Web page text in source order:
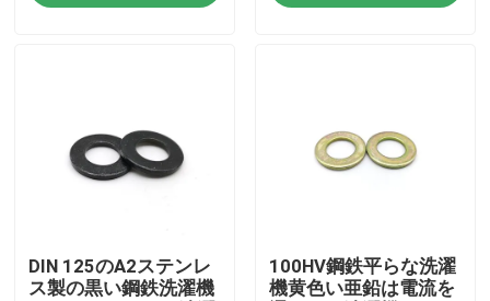
品質管理
引用を要求しなさい
高力ボルト
DIN 125のA2ステンレ
ス製の黒い鋼鉄洗濯機
100HV鋼鉄平らな洗濯
機黄色い亜鉛は電流を